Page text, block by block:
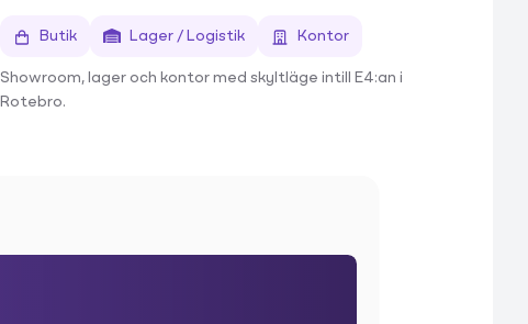
Butik Lager / Logistik Kontor
Showroom, lager och kontor med skyltläge intill E4:an i
Rotebro.